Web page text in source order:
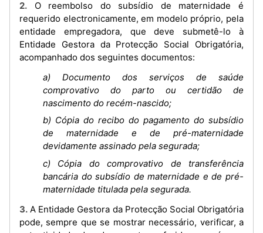
2. O reembolso do subsídio de maternidade é
requerido electronicamente, em modelo próprio, pela
entidade empregadora, que deve submetê-lo à
Entidade Gestora da Protecção Social Obrigatória,
acompanhado dos seguintes documentos:
a) Documento dos serviços de saúde
comprovativo do parto ou certidão de
nascimento do recém-nascido;
b) Cópia do recibo do pagamento do subsídio
de maternidade e de pré-maternidade
devidamente assinado pela segurada;
c) Cópia do comprovativo de transferência
bancária do subsídio de maternidade e de pré-
maternidade titulada pela segurada.
3. A Entidade Gestora da Protecção Social Obrigatória
pode, sempre que se mostrar necessário, verificar, a